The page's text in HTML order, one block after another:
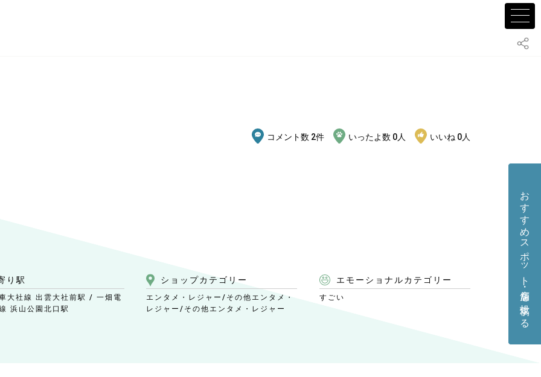
おすすめスポット・店舗を投稿する
コメント数 2件 いったよ数 0人 いいね 0人
り駅
大社線 出雲大社前駅 / 一畑電
浜山公園北口駅
ショップカテゴリー
エンタメ・レジャー/その他エンタメ・
レジャー/その他エンタメ・レジャー
エモーショナルカテゴリー
すごい